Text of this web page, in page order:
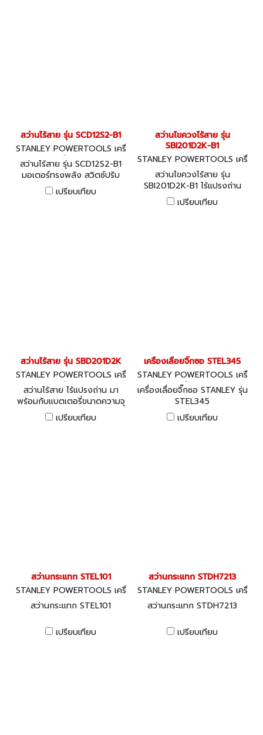
สว่านไร้สาย รุ่น SCD12S2-B1
STANLEY POWERTOOLS เครื่
องมือไฟฟ้า
สว่านไร้สาย รุ่น SCD12S2-B1
มอเตอร์ทรงพลัง สวิตซ์ปรับ
ระดับบนด้านจับ
เปรียบเทียบ
สว่านไขควงไร้สาย รุ่น
SBI201D2K-B1
STANLEY POWERTOOLS เครื่
องมือไฟฟ้า
สว่านไขควงไร้สาย รุ่น
SBI201D2K-B1 ไร้แปรงถ่าน
เปรียบเทียบ
สว่านไร้สาย รุ่น SBD201D2K
STANLEY POWERTOOLS เครื่
องมือไฟฟ้า
สว่านไร้สาย ไร้แปรงถ่าน มา
พร้อมกับแบตเตอรี่ขนาดความจุ
1.5 Ah จำนวน 2 ก้อน
เปรียบเทียบ
เครื่องเลื่อยจิ๊กซอ STEL345
STANLEY POWERTOOLS เครื่
องมือไฟฟ้า
เครื่องเลื่อยจิ๊กซอ STANLEY รุ่น
STEL345
เปรียบเทียบ
สว่านกระแทก STEL101
STANLEY POWERTOOLS เครื่
องมือไฟฟ้า
สว่านกระแทก STEL101
เปรียบเทียบ
สว่านกระแทก STDH7213
STANLEY POWERTOOLS เครื่
องมือไฟฟ้า
สว่านกระแทก STDH7213
เปรียบเทียบ